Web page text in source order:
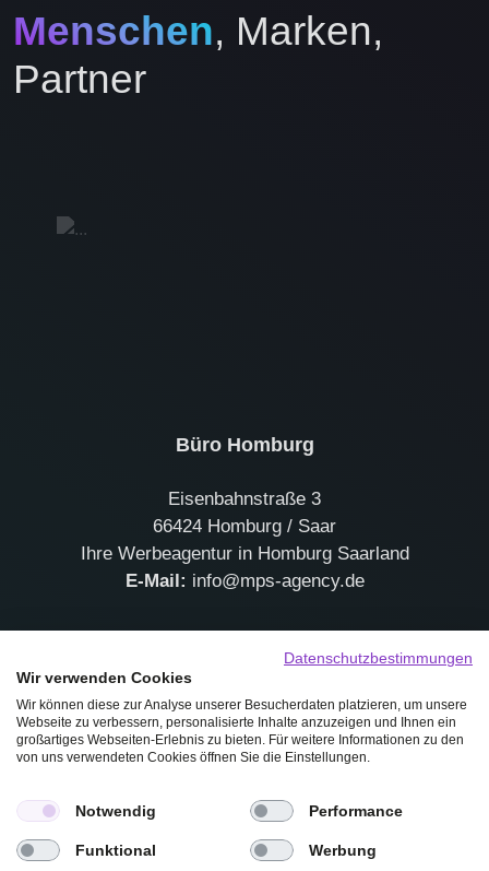
Menschen, Marken,
Partner
BüroHomburg
Eisenbahnstraße 3
66424 Homburg / Saar
Ihre Werbeagentur in Homburg Saarland
E-Mail: info@mps-agency.de
JETZT GEMEINSAM DURCHSTARTEN.
+49 (0) 6841 18 77 32 4
Datenschutzbestimmungen
Wir verwenden Cookies
Wir können diese zur Analyse unserer Besucherdaten platzieren, um unsere
Webseite zu verbessern, personalisierte Inhalte anzuzeigen und Ihnen ein
großartiges Webseiten-Erlebnis zu bieten. Für weitere Informationen zu den
von uns verwendeten Cookies öffnen Sie die Einstellungen.
Notwendig Performance
Funktional Werbung